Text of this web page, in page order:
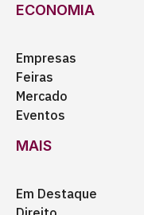
ECONOMIA
Empresas
Feiras
Mercado
Eventos
MAIS
Em Destaque